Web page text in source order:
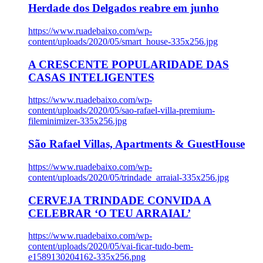
Herdade dos Delgados reabre em junho
https://www.ruadebaixo.com/wp-
content/uploads/2020/05/smart_house-335x256.jpg
A CRESCENTE POPULARIDADE DAS
CASAS INTELIGENTES
https://www.ruadebaixo.com/wp-
content/uploads/2020/05/sao-rafael-villa-premium-
fileminimizer-335x256.jpg
São Rafael Villas, Apartments & GuestHouse
https://www.ruadebaixo.com/wp-
content/uploads/2020/05/trindade_arraial-335x256.jpg
CERVEJA TRINDADE CONVIDA A
CELEBRAR ‘O TEU ARRAIAL’
https://www.ruadebaixo.com/wp-
content/uploads/2020/05/vai-ficar-tudo-bem-
e1589130204162-335x256.png